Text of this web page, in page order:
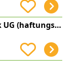
SONRISA Energietechnik UG (haftungsbeschränkt)